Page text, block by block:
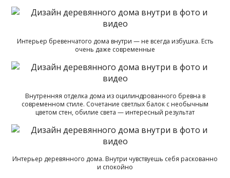
Интерьер бревенчатого дома внутри — не всегда избушка. Есть
очень даже современные
Внутренняя отделка дома из оцилиндрованного бревна в
современном стиле. Сочетание светлых балок с необычным
цветом стен, обилие света — интересный результат
Интерьер деревянного дома. Внутри чувствуешь себя раскованно
и спокойно